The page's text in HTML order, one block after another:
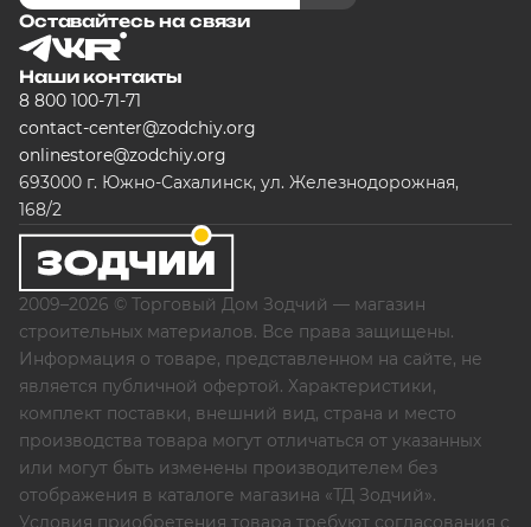
Оставайтесь на связи
Наши контакты
8 800 100-71-71
contact-center@zodchiy.org
onlinestore@zodchiy.org
693000 г. Южно-Сахалинск, ул. Железнодорожная,
168/2
2009–2026 © Торговый Дом Зодчий — магазин
строительных материалов. Все права защищены.
Информация о товаре, представленном на сайте, не
является публичной офертой. Характеристики,
комплект поставки, внешний вид, страна и место
производства товара могут отличаться от указанных
или могут быть изменены производителем без
отображения в каталоге магазина «ТД Зодчий».
Условия приобретения товара требуют согласования с